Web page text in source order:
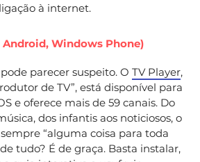
à internet.
Android, Windows Phone)
parecer suspeito. O TV Player,
de TV”, está disponível para
e oferece mais de 59 canais. Do
dos infantis aos noticiosos, o
“alguma coisa para toda
tudo? É de graça. Basta instalar,